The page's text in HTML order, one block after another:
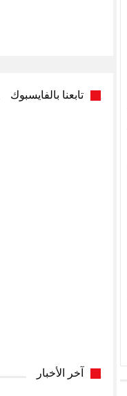
تابعنا بالفايسبوك
آخر الأخبار